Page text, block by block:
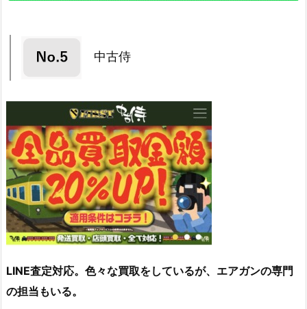
中古侍
LINE査定対応。色々な買取をしているが、エアガンの専門
の担当もいる。